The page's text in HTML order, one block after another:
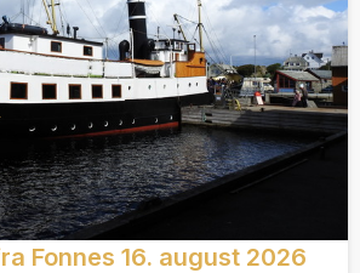
Fonnes 16. august 2026